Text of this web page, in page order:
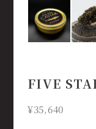
FIVE
¥35,640